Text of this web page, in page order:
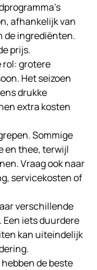
afhankelijk van
de ingrediënten.
prijs.
rol: grotere
Het seizoen
drukke
extra kosten
Sommige
en thee, terwijl
Vraag ook naar
servicekosten of
verschillende
Een iets duurdere
kan uiteindelijk
de beste